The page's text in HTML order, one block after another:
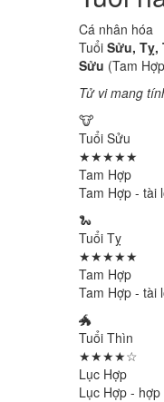
Cá nhân hóa
Tuổi Sửu, Tỵ,
Sửu (Tam
Tử vi mang
🐮
Tuổi Sửu
★★★★★
Tam Hợp
Tam Hợp - tài
🐍
Tuổi Tỵ
★★★★★
Tam Hợp
Tam Hợp - tài
🐲
Tuổi Thìn
★★★★☆
Lục Hợp
Lục Hợp -